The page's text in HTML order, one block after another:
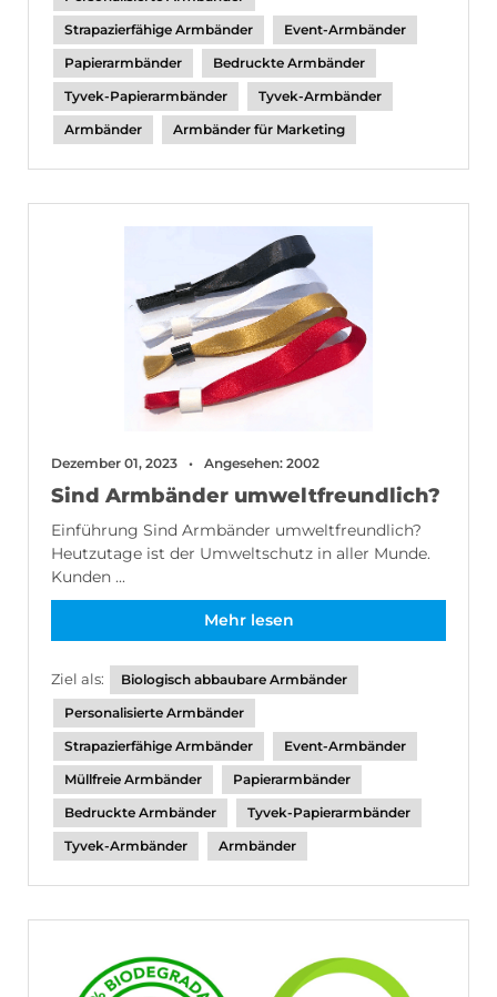
Strapazierfähige Armbänder
Event-Armbänder
Papierarmbänder
Bedruckte Armbänder
Tyvek-Papierarmbänder
Tyvek-Armbänder
Armbänder
Armbänder für Marketing
Dezember 01, 2023 Angesehen: 2002
Sind Armbänder umweltfreundlich?
Einführung Sind Armbänder umweltfreundlich?
Heutzutage ist der Umweltschutz in aller Munde.
Kunden ...
Mehr lesen
Ziel als:
Biologisch abbaubare Armbänder
Personalisierte Armbänder
Strapazierfähige Armbänder
Event-Armbänder
Müllfreie Armbänder
Papierarmbänder
Bedruckte Armbänder
Tyvek-Papierarmbänder
Tyvek-Armbänder
Armbänder